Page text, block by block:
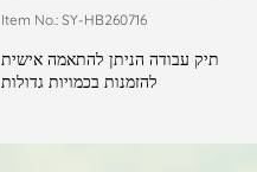
Item No.: SY-HB260716
תיק עבודה הניתן להתאמה אישית
להזמנות בכמויות גדולות